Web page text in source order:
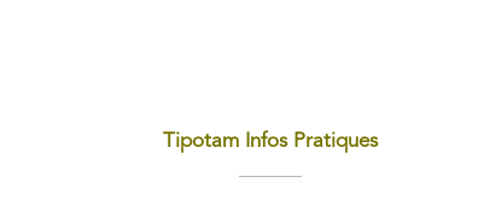
Tipotam Infos Pratiques